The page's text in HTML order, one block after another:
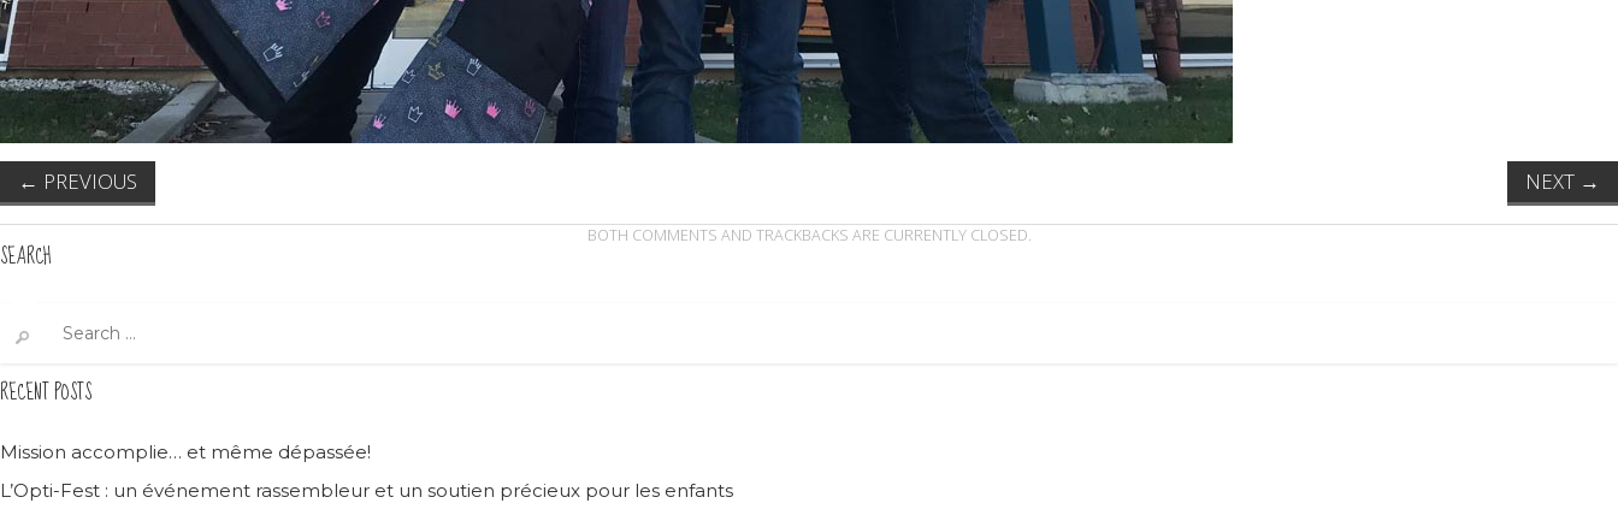
← PREVIOUS NEXT →
BOTH COMMENTS AND TRACKBACKS ARE CURRENTLY CLOSED.
SEARCH
for:
RECENT POSTS
Mission accomplie… et même dépassée!
L’Opti-Fest : un événement rassembleur et un soutien précieux pour les enfants